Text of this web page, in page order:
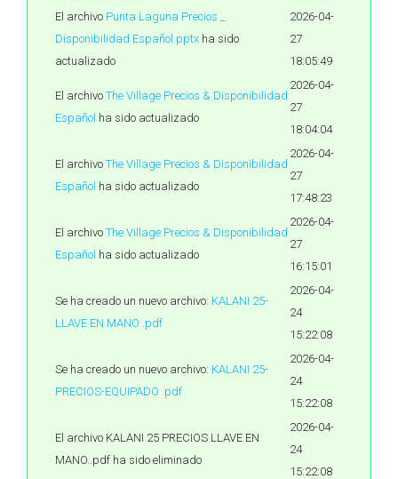
El archivo Punta Laguna Precios _
Disponibilidad Español.pptx ha sido
actualizado
2026-04-
27
18:05:49
El archivo The Village Precios & Disponibilidad
Español ha sido actualizado
2026-04-
27
18:04:04
El archivo The Village Precios & Disponibilidad
Español ha sido actualizado
2026-04-
27
17:48:23
El archivo The Village Precios & Disponibilidad
Español ha sido actualizado
2026-04-
27
16:15:01
Se ha creado un nuevo archivo: KALANI 25-
LLAVE EN MANO .pdf
2026-04-
24
15:22:08
Se ha creado un nuevo archivo: KALANI 25-
PRECIOS-EQUIPADO .pdf
2026-04-
24
15:22:08
El archivo KALANI 25 PRECIOS LLAVE EN
MANO..pdf ha sido eliminado
2026-04-
24
15:22:08